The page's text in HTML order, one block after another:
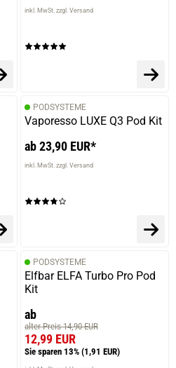
inkl. MwSt. zzgl. Versand
PODSYSTEME
Vaporesso LUXE Q3 Pod Kit
ab 23,90 EUR*
inkl. MwSt. zzgl. Versand
PODSYSTEME
Elfbar ELFA Turbo Pro Pod
Kit
ab
alter Preis 14,90 EUR
12,99 EUR
Sie sparen 13% (1,91 EUR)